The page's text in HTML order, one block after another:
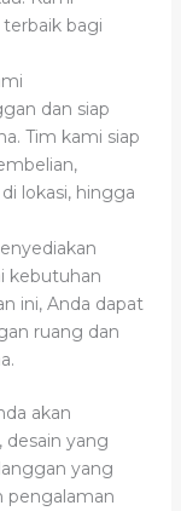
bagi
dan siap
Tim kami siap
lokasi, hingga
kebutuhan
ini, Anda dapat
ruang dan
akan
yang
yang
pengalaman